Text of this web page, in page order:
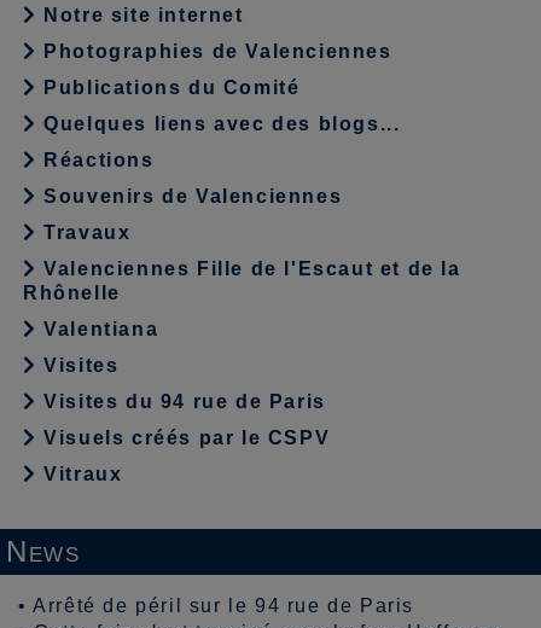
Notre site internet
Photographies de Valenciennes
Publications du Comité
Quelques liens avec des blogs...
Réactions
Souvenirs de Valenciennes
Travaux
Valenciennes Fille de l'Escaut et de la
Rhônelle
Valentiana
Visites
Visites du 94 rue de Paris
Visuels créés par le CSPV
Vitraux
News
•Arrêté de péril sur le 94 rue de Paris